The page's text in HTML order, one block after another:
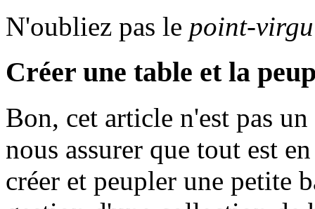
N'oubliez pas le point-
Créer une table et la
Bon, cet article n'est pas
nous assurer que tout est
créer et peupler une petite